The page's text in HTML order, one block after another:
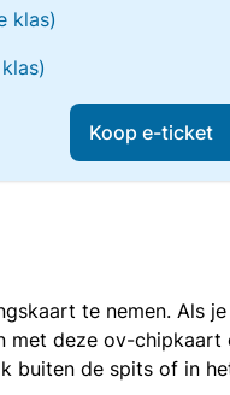
klas)
Koop e-ticket
te nemen.
deze ov-
buiten de spits of in